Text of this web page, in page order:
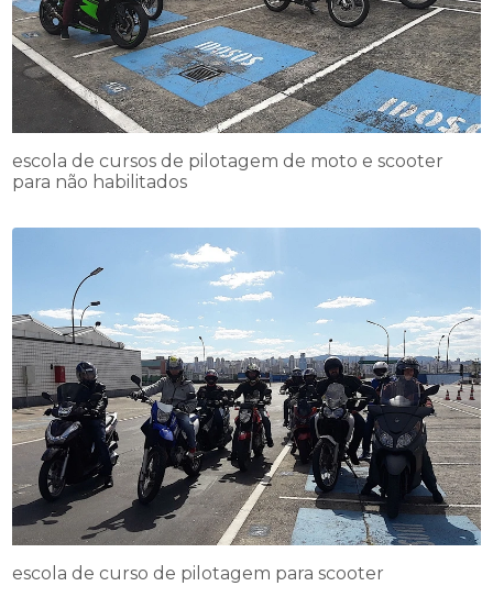
escola de cursos de pilotagem de moto e scooter
para não habilitados
escola de curso de pilotagem para scooter